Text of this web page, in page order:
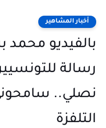
أخبار المشاهير
بالفيديو محمد
رسالة
نصلي..
التلفزة